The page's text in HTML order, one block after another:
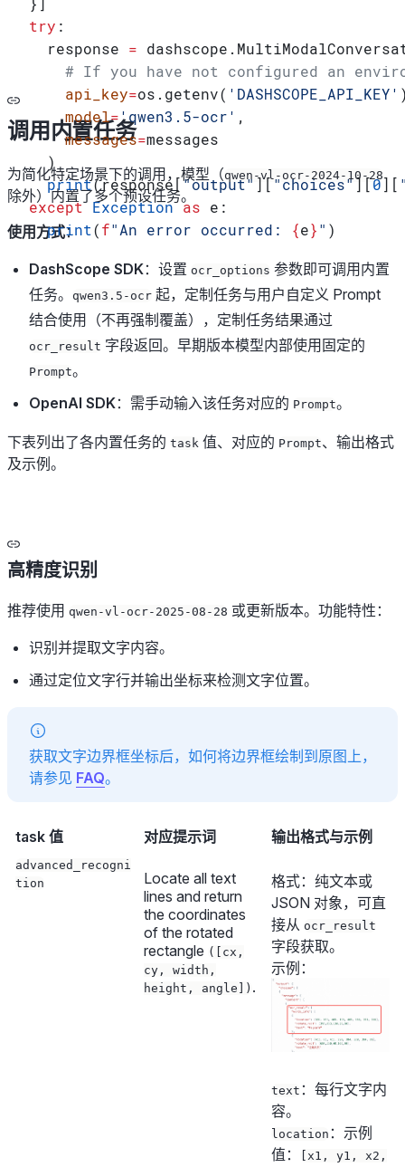
try :
  response
=
# If you have not configured an
    api_key
=os.getenv( 'DASHSCOPE_API_KEY'
    model
='qwen3.5-ocr' ,
    messages
=messages
  )
  print
(response["output" ]["choices"][0][
except Exception as e:
  print
(f"An error occurred: {e}" )
调用内置任务
为简化特定场景下的调用，模型（qwen-vl-ocr-2024-10-28
除外）内置了多个预设任务。
使用方式：
DashScope SDK：设置 ocr_options 参数即可调用内置
任务。
qwen3.5-ocr 起，定制任务与用户自定义 Prompt
结合使用（不再强制覆盖），定制任务结果通过
ocr_result 字段返回。早期版本模型内部使用固定的
Prompt。
OpenAI SDK：需手动输入该任务对应的 Prompt。
下表列出了各内置任务的 task 值、对应的 Prompt、输出格式
及示例。
高精度识别
推荐使用 qwen-vl-ocr-2025-08-28 或更新版本。功能特性：
识别并提取文字内容。
通过定位文字行并输出坐标来检测文字位置。
获取文字边界框坐标后，如何将边界框绘制到原图上，
请参见 FAQ。
task 值 对应提示词 输出格式与示例
advanced_recogni
tion
Locate all text
lines and return
the coordinates
of the rotated
rectangle ([cx,
cy, width,
height, angle]) .
格式：纯文本或
JSON 对象，可直
接从 ocr_result
字段获取。
示例：
text ：每行文字内
容。
location ：示例
值：
[x1, y1, x2,